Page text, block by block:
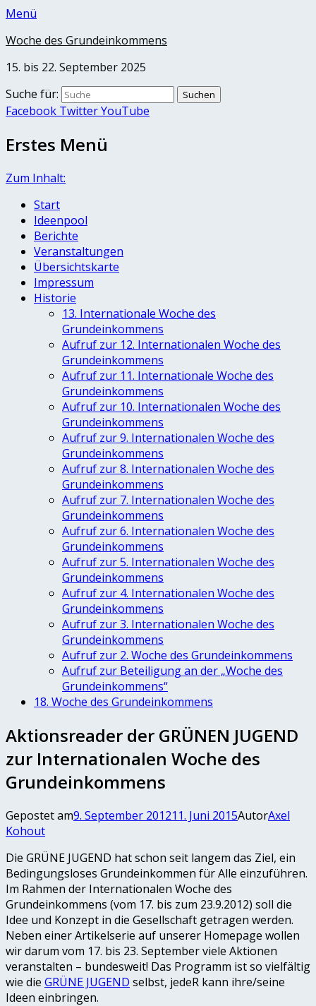
Menü
Woche des Grundeinkommens
15. bis 22. September 2025
Suche für:
Facebook TwitterYouTube
Erstes Menü
Zum Inhalt:
Start
Ideenpool
Berichte
Veranstaltungen
Übersichtskarte
Impressum
Historie
13. Internationale Woche des
Grundeinkommens
Aufruf zur 12. Internationalen Woche des
Grundeinkommens
Aufruf zur 11. Internationale Woche des
Grundeinkommens
Aufruf zur 10. Internationalen Woche des
Grundeinkommens
Aufruf zur 9. Internationalen Woche des
Grundeinkommens
Aufruf zur 8. Internationalen Woche des
Grundeinkommens
Aufruf zur 7. Internationalen Woche des
Grundeinkommens
Aufruf zur 6. Internationalen Woche des
Grundeinkommens
Aufruf zur 5. Internationalen Woche des
Grundeinkommens
Aufruf zur 4. Internationalen Woche des
Grundeinkommens
Aufruf zur 3. Internationalen Woche des
Grundeinkommens
Aufruf zur 2. Woche des Grundeinkommens
Aufruf zur Beteiligung an der „Woche des
Grundeinkommens“
18. Woche des Grundeinkommens
Aktionsreader der GRÜNEN JUGEND
zur Internationalen Woche des
Grundeinkommens
Gepostet am9. September 201211. Juni 2015AutorAxel
Kohout
Die GRÜNE JUGEND hat schon seit langem das Ziel, ein
Bedingungsloses Grundeinkommen für Alle einzuführen.
Im Rahmen der Internationalen Woche des
Grundeinkommens (vom 17. bis zum 23.9.2012) soll die
Idee und Konzept in die Gesellschaft getragen werden.
Neben einer Artikelserie auf unserer Homepage wollen
wir darum vom 17. bis 23. September viele Aktionen
veranstalten – bundesweit! Das Programm ist so vielfältig
wie die GRÜNE JUGEND selbst, jedeR kann ihre/seine
Ideen einbringen.